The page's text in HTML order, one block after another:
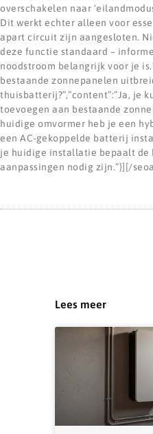
overschakelen naar
Dit werkt echter alleen voor
apart circuit zijn aangesloten.
deze functie standaard –
noodstroom belangrijk voor je
bestaande zonnepanelen
thuisbatterij?”,”content”:”Ja,
toevoegen aan bestaande
huidige omvormer heb je een
een AC-gekoppelde batterij
je huidige installatie bepaalt de
aanpassingen nodig zijn.”}][/
Lees meer